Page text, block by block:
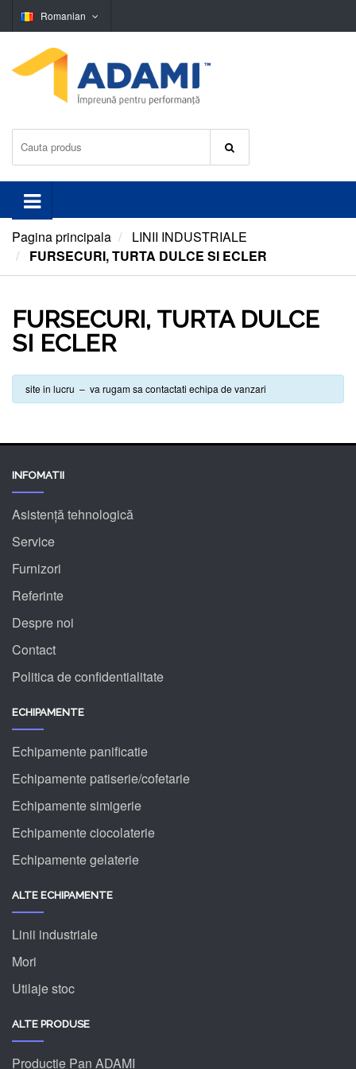
Romanian
Pagina principala
LINII INDUSTRIALE
FURSECURI, TURTA DULCE SI ECLER
FURSECURI, TURTA DULCE
SI ECLER
site in lucru – va rugam sa contactati echipa de vanzari
INFOMATII
Asistență tehnologică
Service
Furnizori
Referinte
Despre noi
Contact
Politica de confidentialitate
ECHIPAMENTE
Echipamente panificatie
Echipamente patiserie/cofetarie
Echipamente simigerie
Echipamente ciocolaterie
Echipamente gelaterie
ALTE ECHIPAMENTE
Linii industriale
Mori
Utilaje stoc
ALTE PRODUSE
Productie Pan ADAMI